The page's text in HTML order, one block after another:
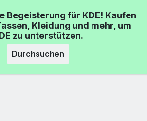
Begeisterung für KDE! Kaufen
Kleidung und mehr, um
zu unterstützen.
Durchsuchen